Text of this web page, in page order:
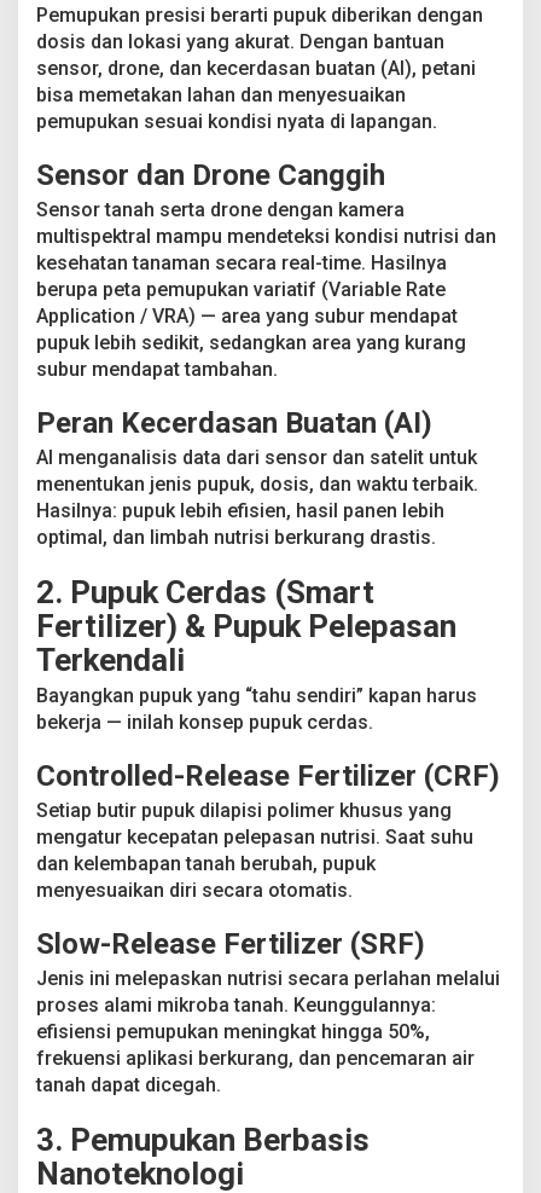
Pemupukan presisi berarti pupuk diberikan dengan
dosis dan lokasi yang akurat. Dengan bantuan
sensor, drone, dan kecerdasan buatan (AI), petani
bisa memetakan lahan dan menyesuaikan
pemupukan sesuai kondisi nyata di lapangan.
Sensor dan Drone Canggih
Sensor tanah serta drone dengan kamera
multispektral mampu mendeteksi kondisi nutrisi dan
kesehatan tanaman secara real-time. Hasilnya
berupa peta pemupukan variatif (Variable Rate
Application / VRA) — area yang subur mendapat
pupuk lebih sedikit, sedangkan area yang kurang
subur mendapat tambahan.
Peran Kecerdasan Buatan (AI)
AI menganalisis data dari sensor dan satelit untuk
menentukan jenis pupuk, dosis, dan waktu terbaik.
Hasilnya: pupuk lebih efisien, hasil panen lebih
optimal, dan limbah nutrisi berkurang drastis.
2. Pupuk Cerdas (Smart
Fertilizer) & Pupuk Pelepasan
Terkendali
Bayangkan pupuk yang “tahu sendiri” kapan harus
bekerja — inilah konsep pupuk cerdas.
Controlled-Release Fertilizer (CRF)
Setiap butir pupuk dilapisi polimer khusus yang
mengatur kecepatan pelepasan nutrisi. Saat suhu
dan kelembapan tanah berubah, pupuk
menyesuaikan diri secara otomatis.
Slow-Release Fertilizer (SRF)
Jenis ini melepaskan nutrisi secara perlahan melalui
proses alami mikroba tanah. Keunggulannya:
efisiensi pemupukan meningkat hingga 50%,
frekuensi aplikasi berkurang, dan pencemaran air
tanah dapat dicegah.
3. Pemupukan Berbasis
Nanoteknologi